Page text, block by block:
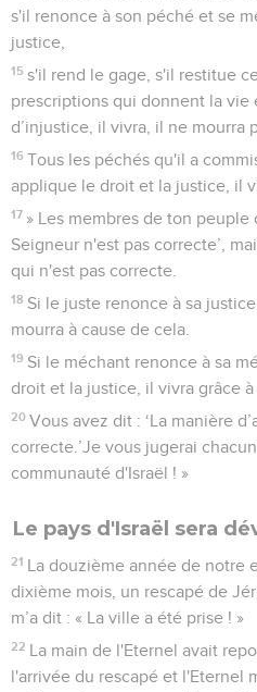
s'il renonce à son péché et se
justice,
15 s'il rend le gage, s'il restitue
prescriptions qui donnent la vie
d’injustice, il vivra, il ne mourra
16 Tous les péchés qu'il a
applique le droit et la justice, il
17 » Les membres de ton peuple
Seigneur n'est pas correcte’,
qui n'est pas correcte.
18 Si le juste renonce à sa
mourra à cause de cela.
19 Si le méchant renonce à sa
droit et la justice, il vivra grâce à
20 Vous avez dit : ‘La manière
correcte.’Je vous jugerai
communauté d'Israël ! »
Le pays d'Israël sera
21 La douzième année de notre
dixième mois, un rescapé de
m’a dit : « La ville a été prise ! »
22 La main de l'Eternel avait
l'arrivée du rescapé et l'Eternel